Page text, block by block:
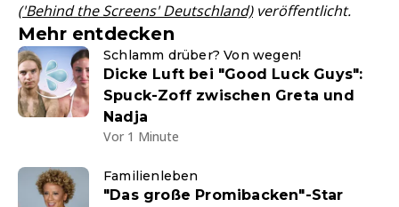
('Behind the Screens' Deutschland)veröffentlicht.
Mehr entdecken
Schlamm drüber? Von wegen!
Dicke Luft bei "Good Luck Guys":
Spuck-Zoff zwischen Greta und
Nadja
Vor 1 Minute
Familienleben
"Das große Promibacken"-Star